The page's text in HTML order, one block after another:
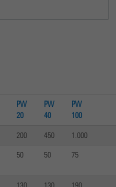
PW
20
PW
40
PW
100
200 450 1.000
50 50 75